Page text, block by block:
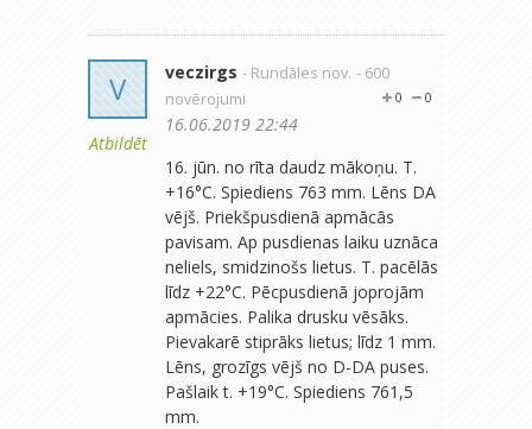
V
Atbildēt
veczirgs - Rundāles nov. - 600
novērojumi
0
0
16.06.2019 22:44
16. jūn. no rīta daudz mākoņu. T.
+16°C. Spiediens 763 mm. Lēns DA
vējš. Priekšpusdienā apmācās
pavisam. Ap pusdienas laiku uznāca
neliels, smidzinošs lietus. T. pacēlās
līdz +22°C. Pēcpusdienā joprojām
apmācies. Palika drusku vēsāks.
Pievakarē stiprāks lietus; līdz 1 mm.
Lēns, grozīgs vējš no D-DA puses.
Pašlaik t. +19°C. Spiediens 761,5
mm.